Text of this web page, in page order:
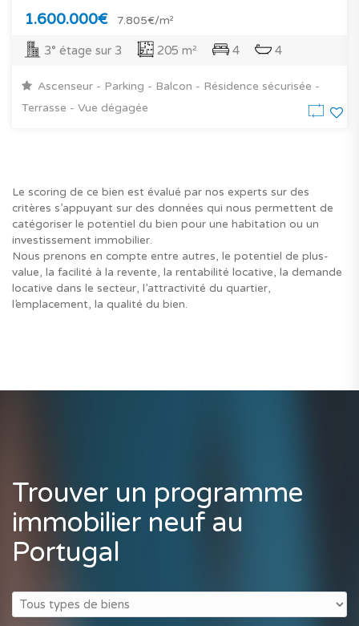
1.600.000€ 7.805€/m²
3° étage sur 3 205 m² 4 4
Ascenseur - Parking - Balcon - Résidence sécurisée -
Terrasse - Vue dégagée
Le scoring de ce bien est évalué par nos experts sur des
critères s’appuyant sur des données qui nous permettent de
catégoriser le potentiel du bien pour une habitation ou un
investissement immobilier.
Nous prenons en compte entre autres, le potentiel de plus-
value, la facilité à la revente, la rentabilité locative, la demande
locative dans le secteur, l’attractivité du quartier,
l’emplacement, la qualité du bien.
Trouver un programme
immobilier neuf au
Portugal